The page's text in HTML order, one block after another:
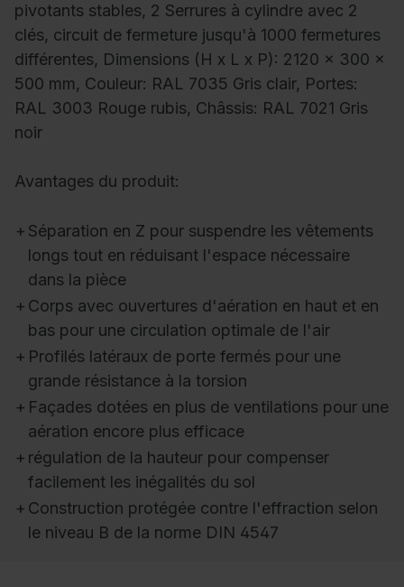
pivotants stables, 2 Serrures à cylindre avec 2
clés, circuit de fermeture jusqu'à 1000 fermetures
différentes, Dimensions (H x L x P): 2120 x 300 x
500 mm, Couleur: RAL 7035 Gris clair, Portes:
RAL 3003 Rouge rubis, Châssis: RAL 7021 Gris
noir
Avantages du produit:
+ Séparation en Z pour suspendre les vêtements
longs tout en réduisant l'espace nécessaire
dans la pièce
+ Corps avec ouvertures d'aération en haut et en
bas pour une circulation optimale de l'air
+ Profilés latéraux de porte fermés pour une
grande résistance à la torsion
+ Façades dotées en plus de ventilations pour une
aération encore plus efficace
+ régulation de la hauteur pour compenser
facilement les inégalités du sol
+ Construction protégée contre l'effraction selon
le niveau B de la norme DIN 4547